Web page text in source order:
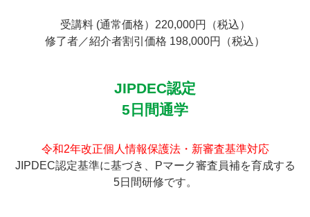
受講料 (通常価格）220,000円（税込）
修了者／紹介者割引価格 198,000円（税込）
JIPDEC認定
5日間通学
令和2年改正個人情報保護法・新審査基準対応
JIPDEC認定基準に基づき、Pマーク審査員補を育成する
5日間研修です。